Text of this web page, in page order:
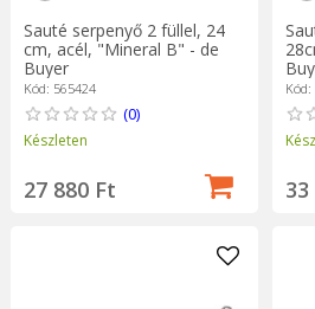
Sauté serpenyő 2 füllel, 24
cm, acél, "Mineral B" - de
Buyer
Kód: 565424
(0)
Készleten
27 880 Ft
Kód: